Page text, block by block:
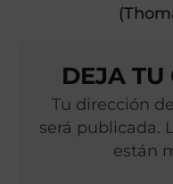
DEJA TU
Tu dirección
será publicada.
están